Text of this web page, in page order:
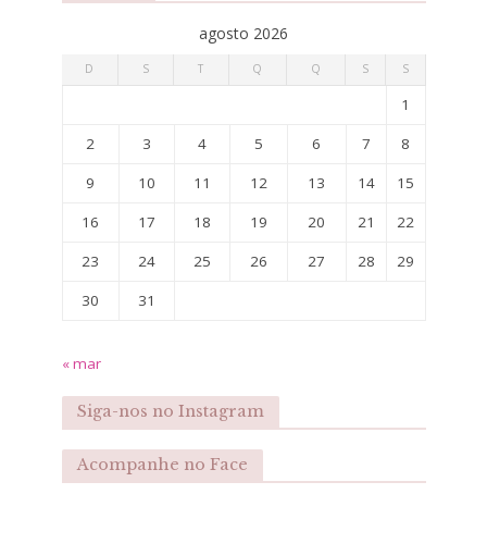
agosto 2026
D S T Q Q S S
1
2
3 4 5 6 7
8
9
10 11 12 13 14
15
16
17 18 19 20 21
22
23
24 25 26 27 28
29
30
31
« mar
Siga-nos no Instagram
Acompanhe no Face